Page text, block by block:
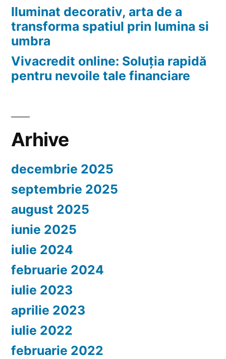
Iluminat decorativ, arta de a
transforma spatiul prin lumina si
umbra
Vivacredit online: Soluția rapidă
pentru nevoile tale financiare
Arhive
decembrie 2025
septembrie 2025
august 2025
iunie 2025
iulie 2024
februarie 2024
iulie 2023
aprilie 2023
iulie 2022
februarie 2022